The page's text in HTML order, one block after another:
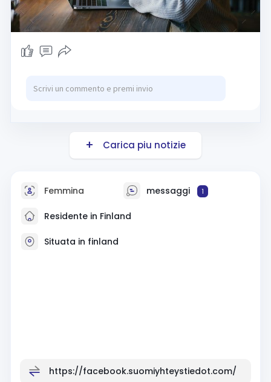
Carica piu notizie
Femmina messaggi 1
Residente in Finland
Situata in finland
https://facebook.suomiyhteystiedot.com/